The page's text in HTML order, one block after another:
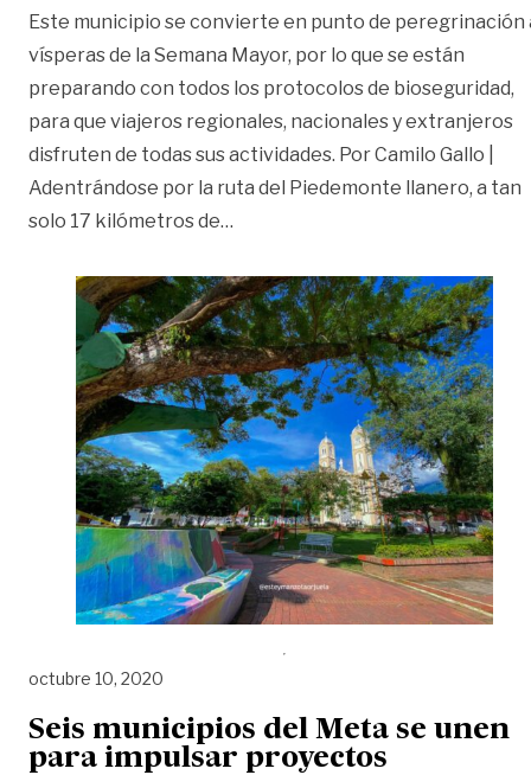
Este municipio se convierte en punto de peregrinación
vísperas de la Semana Mayor, por lo que se están
preparando con todos los protocolos de bioseguridad,
para que viajeros regionales, nacionales y extranjeros
disfruten de todas sus actividades. Por Camilo Gallo |
Adentrándose por la ruta del Piedemonte llanero, a tan
solo 17 kilómetros de…
octubre 10, 2020
Seis municipios del Meta se unen
para impulsar proyectos